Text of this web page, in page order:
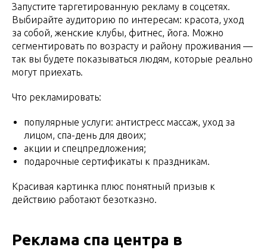
Запустите таргетированную рекламу в соцсетях.
Выбирайте аудиторию по интересам: красота, уход
за собой, женские клубы, фитнес, йога. Можно
сегментировать по возрасту и району проживания —
так вы будете показываться людям, которые реально
могут приехать.
Что рекламировать:
популярные услуги: антистресс массаж, уход за
лицом, спа-день для двоих;
акции и спецпредложения;
подарочные сертификаты к праздникам.
Красивая картинка плюс понятный призыв к
действию работают безотказно.
Реклама спа центра в